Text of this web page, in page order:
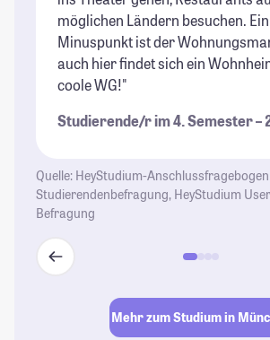
möglichen Ländern besuchen. Ein
Minuspunkt ist der
auch hier findet sich ein
coole WG!"
Studierende/r im 4. Semester –
Quelle: HeyStudium-
Studierendenbefragung, HeyStudium
Befragung
Mehr zum Studium in